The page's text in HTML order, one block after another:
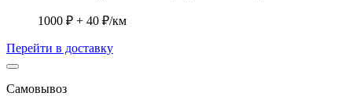
1000 ₽ + 40 ₽/км
Перейти в доставку
Самовывоз